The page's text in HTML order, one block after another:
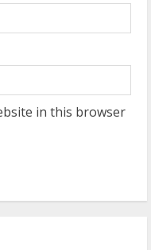
in this browser